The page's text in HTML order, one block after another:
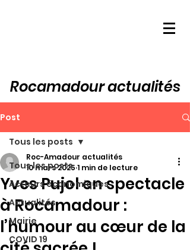
Rocamadour actualités
Post
Tous les posts
Acteurs économiques
Actualités
Mairie
COVID 19
Tous les posts
Yves Pujol en spectacle
à Rocamadour :
l’humour au cœur de la
Roc-Amadour actualités
10 mars 2025 1 min de lecture